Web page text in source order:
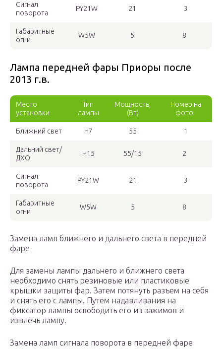
Сигнал
поворота
PY21W 21 3
Габаритные
огни
W5W 5 8
Лампа передней фары Приоры после
2013 г.в.
Место
установки
Тип
лампы
Мощность,
(Вт)
Номер на
фото
Ближний свет H7 55 1
Дальний свет/
ДХО
H15 55/15 2
Сигнал
поворота
PY21W 21 3
Габаритные
огни
W5W 5 8
Замена ламп ближнего и дальнего света в передней
фаре
Для замены лампы дальнего и ближнего света
необходимо снять резиновые или пластиковые
крышки защиты фар. Затем потянуть разъем на себя
и снять его с лампы. Путем надавливания на
фиксатор лампы освободить его из зажимов и
извлечь лампу.
Замена ламп сигнала поворота в передней фаре